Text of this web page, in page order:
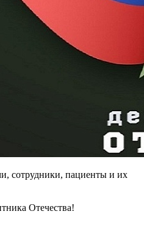
сотрудники, пациенты и их
Отечества!